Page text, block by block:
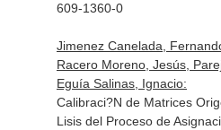
609-1360-0
Jimenez Canelada,
Racero Moreno, Jesús,
Eguía Salinas, Ignacio:
Calibraci?N de Matrices
Lisis del Proceso de